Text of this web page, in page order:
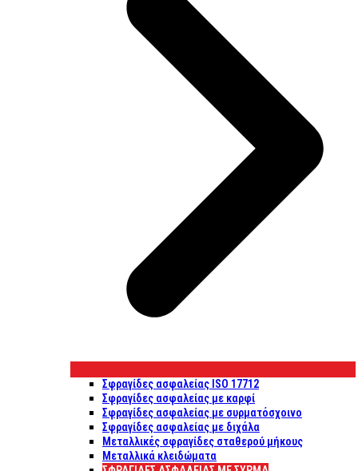
Σφραγίδες ασφαλείας ISO 17712
Σφραγίδες ασφαλείας με καρφί
Σφραγίδες ασφαλείας με συρματόσχοινο
Σφραγίδες ασφαλείας με διχάλα
Μεταλλικές σφραγίδες σταθερού μήκους
Μεταλλικά κλειδώματα